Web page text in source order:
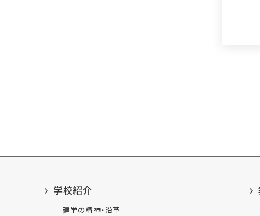
学校紹介
建学の精神・沿革